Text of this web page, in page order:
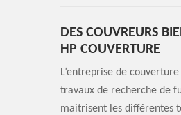
DES COUVREURS
HP COUVERTURE
L’entreprise de
travaux de recherche de
maitrisent les différentes